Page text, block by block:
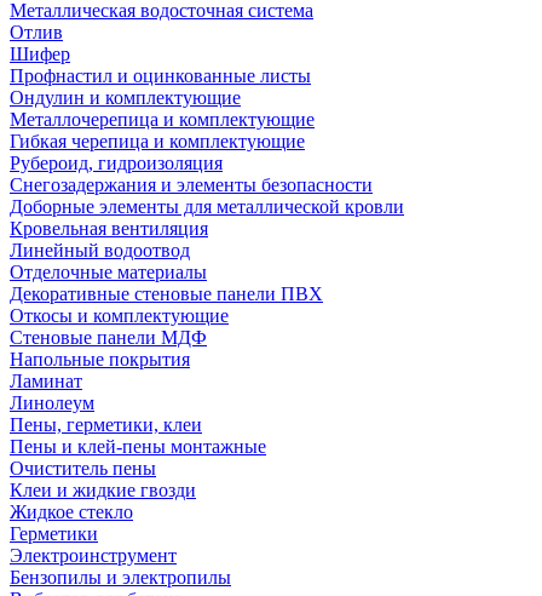
Металлическая водосточная система
Отлив
Шифер
Профнастил и оцинкованные листы
Ондулин и комплектующие
Металлочерепица и комплектующие
Гибкая черепица и комплектующие
Рубероид, гидроизоляция
Снегозадержания и элементы безопасности
Доборные элементы для металлической кровли
Кровельная вентиляция
Линейный водоотвод
Отделочные материалы
Декоративные стеновые панели ПВХ
Откосы и комплектующие
Стеновые панели МДФ
Напольные покрытия
Ламинат
Линолеум
Пены, герметики, клеи
Пены и клей-пены монтажные
Очиститель пены
Клеи и жидкие гвозди
Жидкое стекло
Герметики
Электроинструмент
Бензопилы и электропилы